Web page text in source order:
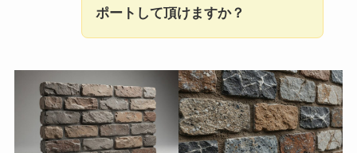
ポートして頂けますか？